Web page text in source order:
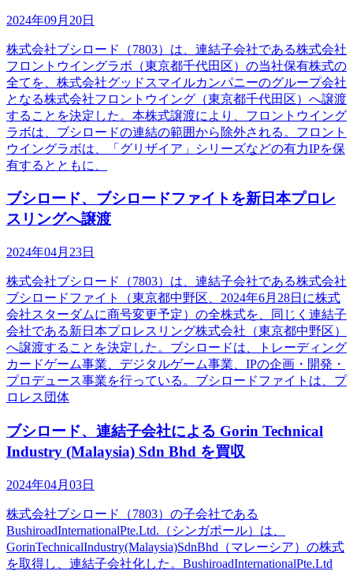
2024年09月20日
株式会社ブシロード（7803）は、連結子会社である株式会社
フロントウイングラボ（東京都千代田区）の当社保有株式の
全てを、株式会社グッドスマイルカンパニーのグループ会社
となる株式会社フロントウイング（東京都千代田区）へ譲渡
することを決定した。本株式譲渡により、フロントウイング
ラボは、ブシロードの連結の範囲から除外される。フロント
ウイングラボは、「グリザイア」シリーズなどの有力IPを保
有するとともに、
ブシロード、ブシロードファイトを新日本プロレ
スリングへ譲渡
2024年04月23日
株式会社ブシロード（7803）は、連結子会社である株式会社
ブシロードファイト（東京都中野区、2024年6月28日に株式
会社スターダムに商号変更予定）の全株式を、同じく連結子
会社である新日本プロレスリング株式会社（東京都中野区）
へ譲渡することを決定した。ブシロードは、トレーディング
カードゲーム事業、デジタルゲーム事業、IPの企画・開発・
プロデュース事業を行っている。ブシロードファイトは、プ
ロレス団体
ブシロード、連結子会社による Gorin Technical
Industry (Malaysia) Sdn Bhd を買収
2024年04月03日
株式会社ブシロード（7803）の子会社である
BushiroadInternationalPte.Ltd.（シンガポール）は、
GorinTechnicalIndustry(Malaysia)SdnBhd（マレーシア）の株式
を取得し、連結子会社化した。BushiroadInternationalPte.Ltd